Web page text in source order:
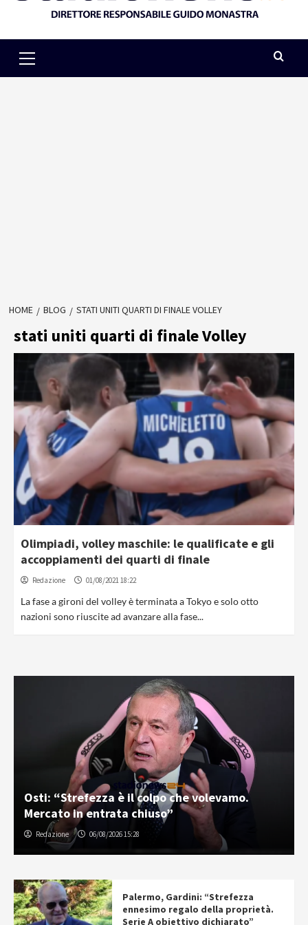
Menu
HOME BLOG STATI UNITI QUARTI DI FINALE VOLLEY
stati uniti quarti di finale Volley
Olimpiadi, volley maschile: le qualificate e gli
accoppiamenti dei quarti di finale
Redazione 01/08/2021 18:22
La fase a gironi del volley è terminata a Tokyo e solo otto
nazioni sono riuscite ad avanzare alla fase...
Osti: “Strefezza è il colpo che volevamo.
Mercato in entrata chiuso”
Redazione 06/08/2026 15:28
Palermo, Gardini: “Strefezza
ennesimo regalo della proprietà.
Serie A obiettivo dichiarato”